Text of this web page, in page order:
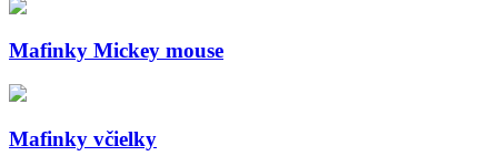
Mafinky Mickey mouse
Mafinky včielky